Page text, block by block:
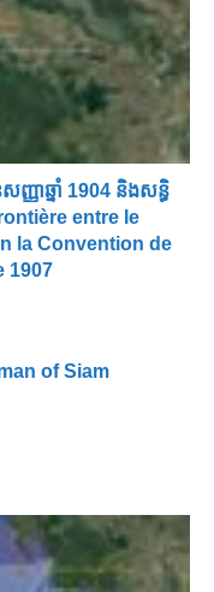
ញ្ញាឆ្នាំ 1904 និងសន្ធិ
entre le
la Convention de
1907
of Siam